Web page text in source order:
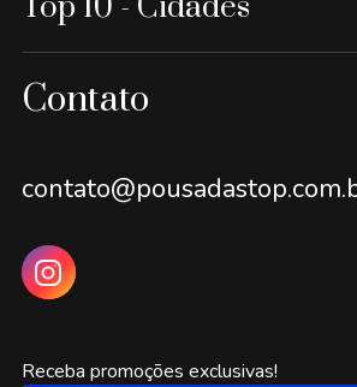
Contato
Receba promoções exclusivas!